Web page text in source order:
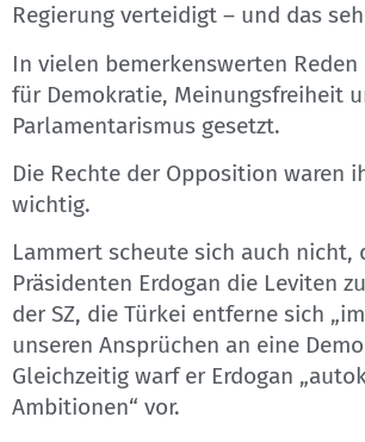
Regierung verteidigt – und das
In vielen bemerkenswerten
für Demokratie, Meinungsfreiheit
Parlamentarismus gesetzt.
Die Rechte der Opposition waren
wichtig.
Lammert scheute sich auch nicht,
Präsidenten Erdogan die Leviten
der SZ, die Türkei entferne sich
unseren Ansprüchen an eine
Gleichzeitig warf er Erdogan
Ambitionen“ vor.